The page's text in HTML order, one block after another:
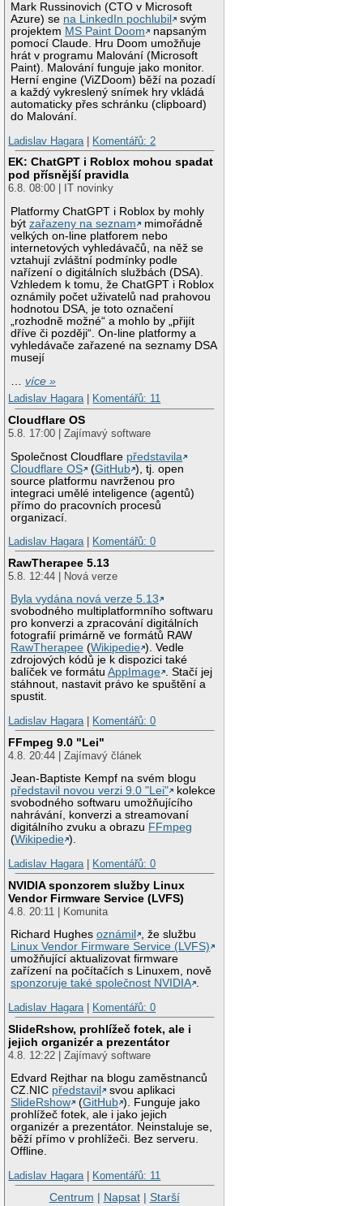
Mark Russinovich (CTO v Microsoft
Azure) se na LinkedIn pochlubil
svým
projektem MS Paint Doom
napsaným
pomocí Claude. Hru Doom umožňuje
hrát v programu Malování (Microsoft
Paint). Malování funguje jako monitor.
Herní engine (ViZDoom) běží na pozadí
a každý vykreslený snímek hry vkládá
automaticky přes schránku (clipboard)
do Malování.
Ladislav Hagara
Komentářů: 2
EK: ChatGPT i Roblox mohou spadat
pod přísnější pravidla
6.8. 08:00 | IT novinky
Platformy ChatGPT i Roblox by mohly
býtzařazeny na seznam
mimořádně
velkých on-line platforem nebo
internetových vyhledávačů, na něž se
vztahují zvláštní podmínky podle
nařízení o digitálních službách (DSA).
Vzhledem k tomu, že ChatGPT i Roblox
oznámily počet uživatelů nad prahovou
hodnotou DSA, je toto označení
„rozhodně možné“ a mohlo by „přijít
dříve či později“. On-line platformy a
vyhledávače zařazené na seznamy DSA
musejí
…více »
Ladislav Hagara| Komentářů: 11
Cloudflare OS
5.8. 17:00 | Zajímavý software
Společnost Cloudflare představila
Cloudflare OS
(GitHub ), tj. open
source platformu navrženou pro
integraci umělé inteligence (agentů)
přímo do pracovních procesů
organizací.
Ladislav Hagara| Komentářů: 0
RawTherapee 5.13
5.8. 12:44 | Nová verze
Byla vydána nová verze 5.13
svobodného multiplatformního softwaru
pro konverzi a zpracování digitálních
fotografií primárně ve formátů RAW
RawTherapee (Wikipedie ). Vedle
zdrojových kódů je k dispozici také
balíček ve formátuAppImage . Stačí jej
stáhnout, nastavit právo ke spuštění a
spustit.
Ladislav Hagara| Komentářů: 0
FFmpeg 9.0 "Lei"
4.8. 20:44 | Zajímavý článek
Jean-Baptiste Kempf na svém blogu
představil novou verzi 9.0 "Lei"
kolekce
svobodného softwaru umožňujícího
nahrávání, konverzi a streamovaní
digitálního zvuku a obrazu FFmpeg
(Wikipedie ).
Ladislav Hagara| Komentářů: 0
NVIDIA sponzorem služby Linux
Vendor Firmware Service (LVFS)
4.8. 20:11 | Komunita
Richard Hughesoznámil
, že službu
Linux Vendor Firmware Service (LVFS)
umožňující aktualizovat firmware
zařízení na počítačích s Linuxem, nově
sponzoruje také společnost NVIDIA .
Ladislav Hagara| Komentářů: 0
SlideRshow, prohlížeč fotek, ale i
jejich organizér a prezentátor
4.8. 12:22 | Zajímavý software
Edvard Rejthar na blogu zaměstnanců
CZ.NIC představil
svou aplikaci
SlideRshow
(GitHub ). Funguje jako
prohlížeč fotek, ale i jako jejich
organizér a prezentátor. Neinstaluje se,
běží přímo v prohlížeči. Bez serveru.
Offline.
Ladislav Hagara| Komentářů: 11
Centrum | Napsat| Starší